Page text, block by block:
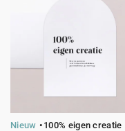
Nieuw
100% eigen creatie